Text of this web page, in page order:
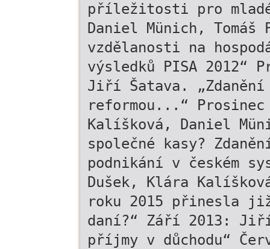
příležitosti pro mladé
Daniel Münich,
vzdělanosti na
výsledků PISA 2012“
Jiří Šatava.
reformou...“
Kalíšková, Daniel
společné kasy?
podnikání v českém
Dušek, Klára
roku 2015 přinesla
daní?“ Září 2013: Jiří
příjmy v důchodu“